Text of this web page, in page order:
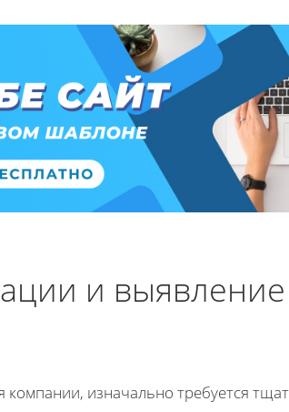
и
изначально требуется